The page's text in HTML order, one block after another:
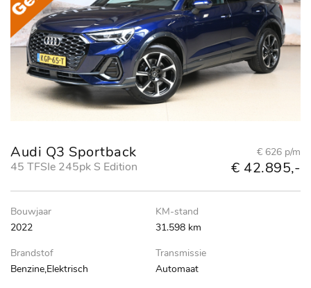
Audi Q3 Sportback
45 TFSIe 245pk S Edition
€ 626 p/m
€ 42.895,-
Bouwjaar
2022
KM-stand
31.598 km
Brandstof
Benzine,Elektrisch
Transmissie
Automaat